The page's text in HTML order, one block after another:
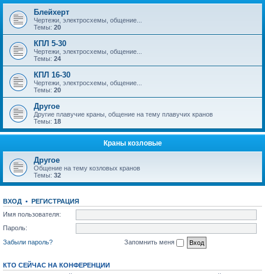
Блейхерт
Чертежи, электросхемы, общение...
Темы: 20
КПЛ 5-30
Чертежи, электросхемы, общение...
Темы: 24
КПЛ 16-30
Чертежи, электросхемы, общение...
Темы: 20
Другое
Другие плавучие краны, общение на тему плавучих кранов
Темы: 18
Краны козловые
Другое
Общение на тему козловых кранов
Темы: 32
ВХОД • РЕГИСТРАЦИЯ
Имя пользователя:
Пароль:
Забыли пароль?
Запомнить меня
КТО СЕЙЧАС НА КОНФЕРЕНЦИИ